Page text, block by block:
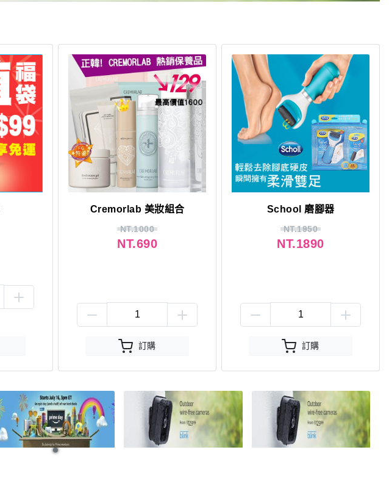
Cremorlab 美妝組合
NT.1000
NT.690
訂購
School 磨腳器
NT.1950
NT.1890
訂購